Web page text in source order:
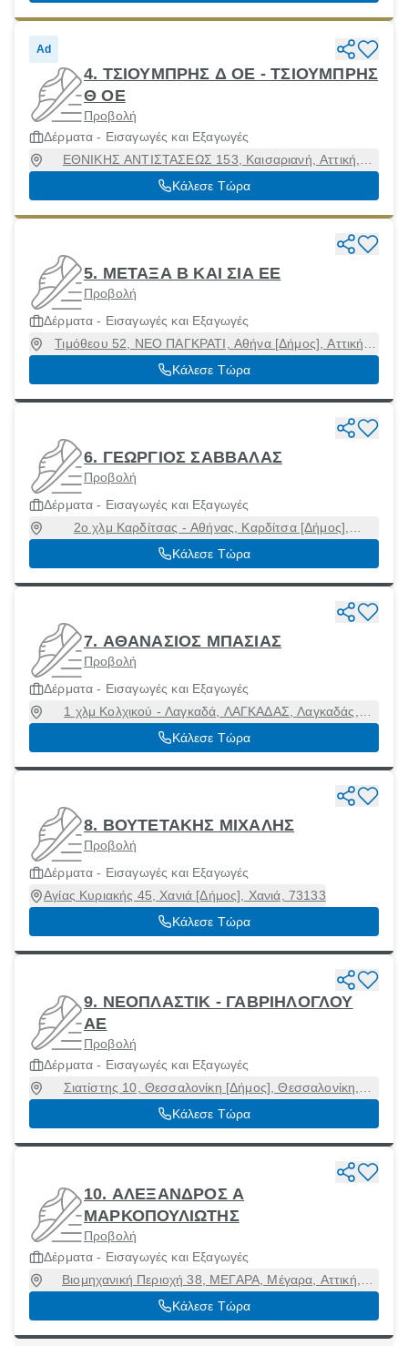
Ad
4. ΤΣΙΟΥΜΠΡΗΣ Δ ΟΕ - ΤΣΙΟΥΜΠΡΗΣ
Θ ΟΕ
Προβολή
Δέρματα - Εισαγωγές και Εξαγωγές
ΕΘΝΙΚΗΣ ΑΝΤΙΣΤΑΣΕΩΣ 153, Καισαριανή, Αττική,
16122
Κάλεσε Τώρα
5. ΜΕΤΑΞΑ Β ΚΑΙ ΣΙΑ ΕΕ
Προβολή
Δέρματα - Εισαγωγές και Εξαγωγές
Τιμόθεου 52, ΝΕΟ ΠΑΓΚΡΑΤΙ, Αθήνα [Δήμος], Αττική,
11633
Κάλεσε Τώρα
6. ΓΕΩΡΓΙΟΣ ΣΑΒΒΑΛΑΣ
Προβολή
Δέρματα - Εισαγωγές και Εξαγωγές
2ο χλμ Καρδίτσας - Αθήνας, Καρδίτσα [Δήμος],
Καρδίτσα, 43100
Κάλεσε Τώρα
7. ΑΘΑΝΑΣΙΟΣ ΜΠΑΣΙΑΣ
Προβολή
Δέρματα - Εισαγωγές και Εξαγωγές
1 χλμ Κολχικού - Λαγκαδά, ΛΑΓΚΑΔΑΣ, Λαγκαδάς,
Θεσσαλονίκη, 57200
Κάλεσε Τώρα
8. ΒΟΥΤΕΤΑΚΗΣ ΜΙΧΑΛΗΣ
Προβολή
Δέρματα - Εισαγωγές και Εξαγωγές
Αγίας Κυριακής 45, Χανιά [Δήμος], Χανιά, 73133
Κάλεσε Τώρα
9. ΝΕΟΠΛΑΣΤΙΚ - ΓΑΒΡΙΗΛΟΓΛΟΥ
ΑΕ
Προβολή
Δέρματα - Εισαγωγές και Εξαγωγές
Σιατίστης 10, Θεσσαλονίκη [Δήμος], Θεσσαλονίκη,
54631
Κάλεσε Τώρα
10. ΑΛΕΞΑΝΔΡΟΣ Α
ΜΑΡΚΟΠΟΥΛΙΩΤΗΣ
Προβολή
Δέρματα - Εισαγωγές και Εξαγωγές
Βιομηχανική Περιοχή 38, ΜΕΓΑΡΑ, Μέγαρα, Αττική,
19100
Κάλεσε Τώρα